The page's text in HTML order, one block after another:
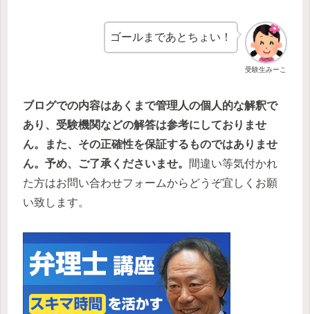
受験生みーこ
ゴールまであとちょい！
ブログでの内容はあくまで管理人の個人的な解釈で
あり、受験機関などの解答は参考にしておりませ
ん。また、その正確性を保証するものではありませ
ん。予め、ご了承くださいませ。
間違い等気付かれ
た方はお問い合わせフォームからどうぞ宜しくお願
い致します。